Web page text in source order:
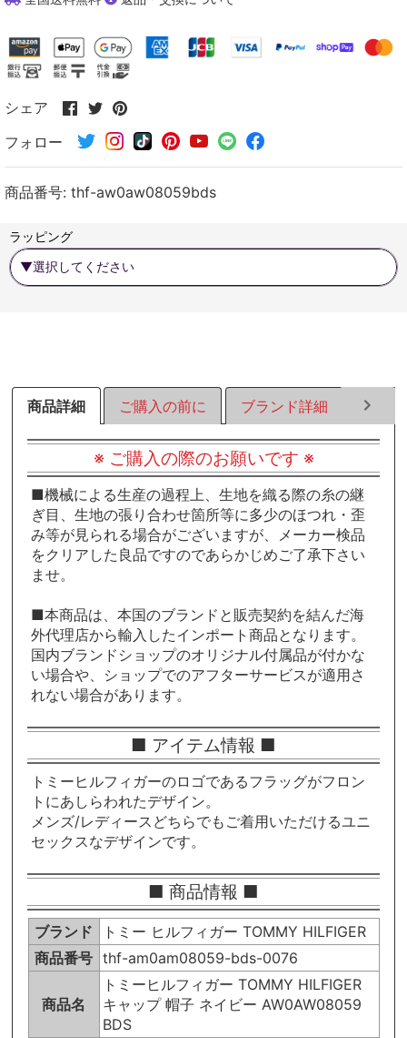
シェア
Facebook
シ
ェ
ア
Twitter
シ
ェ
Pinterest
シ
ェ
す
フォロー
商品番号: thf-aw0aw08059bds
ラッピング
商品詳細 ご購入の前に ブランド詳細 ラッ
※ ご購入の際のお願いです ※
■機械による生産の過程上、生地を織る際の糸の継
ぎ目、生地の張り合わせ箇所等に多少のほつれ・歪
み等が見られる場合がございますが、メーカー検品
をクリアした良品ですのであらかじめご了承下さい
ませ。
■本商品は、本国のブランドと販売契約を結んだ海
外代理店から輸入したインポート商品となります。
国内ブランドショップのオリジナル付属品が付かな
い場合や、ショップでのアフターサービスが適用さ
れない場合があります。
■ アイテム情報 ■
トミーヒルフィガーのロゴであるフラッグがフロン
トにあしらわれたデザイン。
メンズ/レディースどちらでもご着用いただけるユニ
セックスなデザインです。
■ 商品情報 ■
ブランド
トミー ヒルフィガー TOMMY HILFIGER
商品番号 thf-am0am08059-bds-0076
商品名
トミーヒルフィガー TOMMY HILFIGER
キャップ 帽子 ネイビー AW0AW08059
BDS